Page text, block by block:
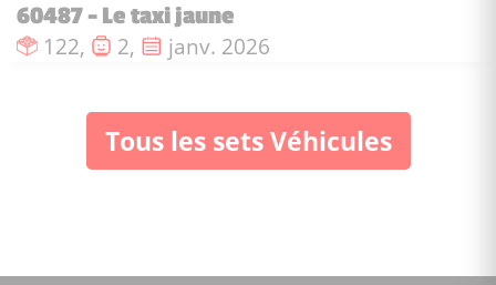
60487 - Le taxi jaune
Nombre de pièces :
122, Nombre de figurines :
2, Date de sortie :
janv. 2026
Tous les sets Véhicules